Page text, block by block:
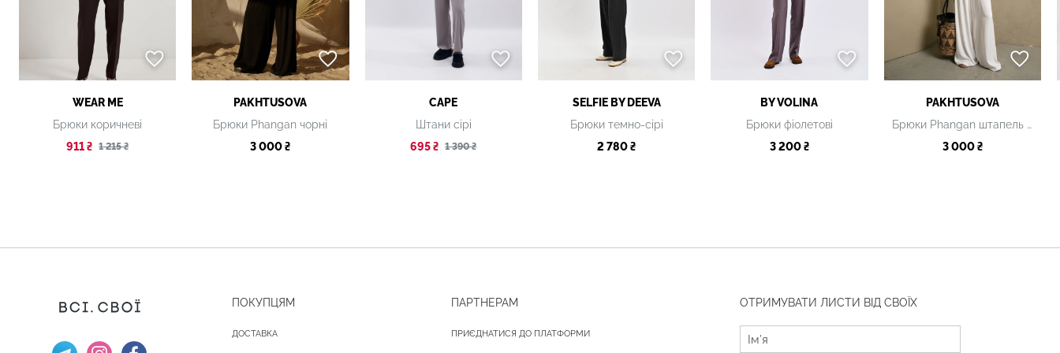
WEAR ME
Брюки коричневі
911 ₴ 1 215 ₴
PAKHTUSOVA
Брюки Phangan чорні
3 000 ₴
CAPE
Штани сірі
695 ₴ 1 390 ₴
SELFIE BY DEEVA
Брюки темно-сірі
2 780 ₴
BY VOLINA
Брюки фіолетові
3 200 ₴
PAKHTUSOVA
Брюки Phangan штапель білі
3 000 ₴
ПОКУПЦЯМ
ДОСТАВКА
ПАРТНЕРАМ
ПРИЄДНАТИСЯ ДО ПЛАТФОРМИ
ОТРИМУВАТИ ЛИСТИ ВІД СВОЇХ